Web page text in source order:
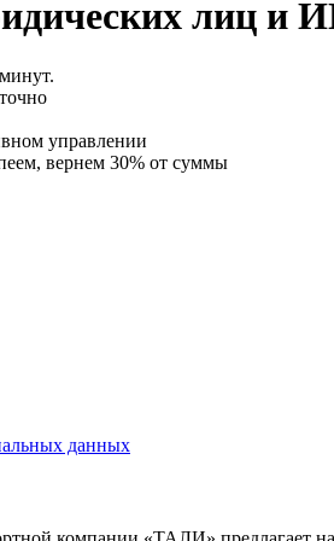
лиц и
управлении
вернем 30% от суммы
данных